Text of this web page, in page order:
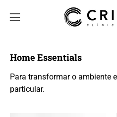
paraAbra
de
navegação
Home Essentials
Para transformar o ambiente
particular.